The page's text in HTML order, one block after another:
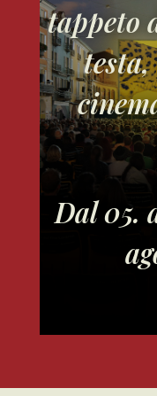
tappeto
Dal